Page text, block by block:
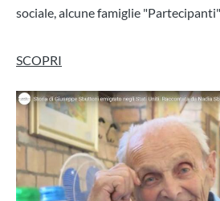
sociale, alcune famiglie "Partecipanti"
SCOPRI